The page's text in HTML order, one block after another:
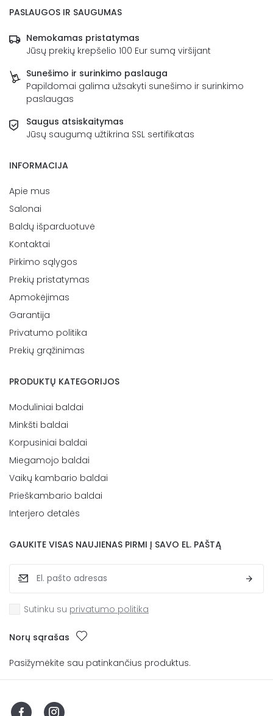
PASLAUGOS IR SAUGUMAS
Nemokamas pristatymas
Jūsų prekių krepšelio 100 Eur sumą viršijant
Sunešimo ir surinkimo paslauga
Papildomai galima užsakyti sunešimo ir surinkimo
paslaugas
Saugus atsiskaitymas
Jūsų saugumą užtikrina SSL sertifikatas
INFORMACIJA
Apie mus
Salonai
Baldų išparduotuvė
Kontaktai
Pirkimo sąlygos
Prekių pristatymas
Apmokėjimas
Garantija
Privatumo politika
Prekių grąžinimas
PRODUKTŲ KATEGORIJOS
Moduliniai baldai
Minkšti baldai
Korpusiniai baldai
Miegamojo baldai
Vaikų kambario baldai
Prieškambario baldai
Interjero detalės
GAUKITE VISAS NAUJIENAS PIRMI Į SAVO EL. PAŠTĄ
Sutinku su privatumo politika
Norų sąrašas
Pasižymėkite sau patinkančius produktus.